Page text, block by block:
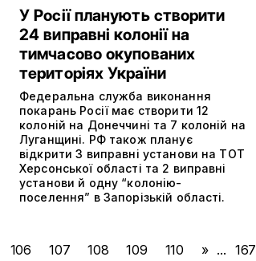
У Росії планують створити
24 виправні колонії на
тимчасово окупованих
територіях України
Федеральна служба виконання
покарань Росії має створити 12
колоній на Донеччині та 7 колоній на
Луганщині. РФ також планує
відкрити 3 виправні установи на ТОТ
Херсонської області та 2 виправні
установи й одну “колонію-
поселення” в Запорізькій області.
106 107 108 109 110 » ... 167